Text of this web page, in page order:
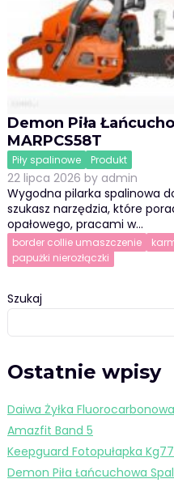
Demon Piła
MARPCS58T
Piły spalinowe Produkt
22 lipca 2026 by admin
Wygodna pilarka spalinowa
szukasz narzędzia, które
opałowego, pracami w…
border collie umaszczenie
papużki nierozłączki
Szukaj
Ostatnie wpisy
Daiwa Żyłka
Amazfit Band 5
Keepguard Fotopułapka
Demon Piła Łańcuchowa